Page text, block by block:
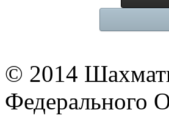
© 2014
Федерального